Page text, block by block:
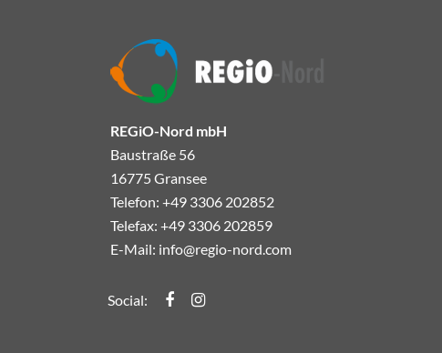
REGiO-Nord mbH
Baustraße 56
16775 Gransee
Telefon: +49 3306 202852
Telefax: +49 3306 202859
E-Mail: info@regio-nord.com
Social: Regio-Nord Facebook
Regio-Nord Instagramm